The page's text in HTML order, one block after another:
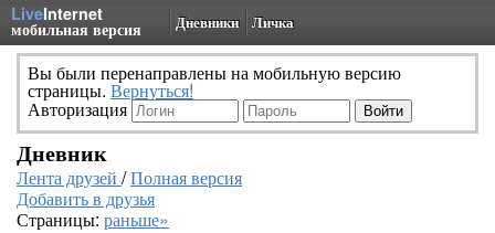
LiveInternet
мобильная версия Дневники Личка
Вы были перенаправлены на мобильную версию
страницы. Вернуться!
Авторизация
Дневник
Лента друзей /Полная версия
Добавить в друзья
Страницы: раньше»